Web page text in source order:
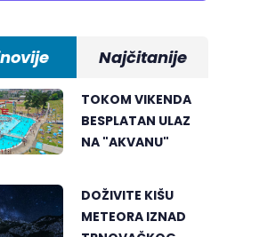
Najčitanije
TOKOM VIKENDA
BESPLATAN ULAZ
NA "AKVANU"
DOŽIVITE KIŠU
METEORA IZNAD